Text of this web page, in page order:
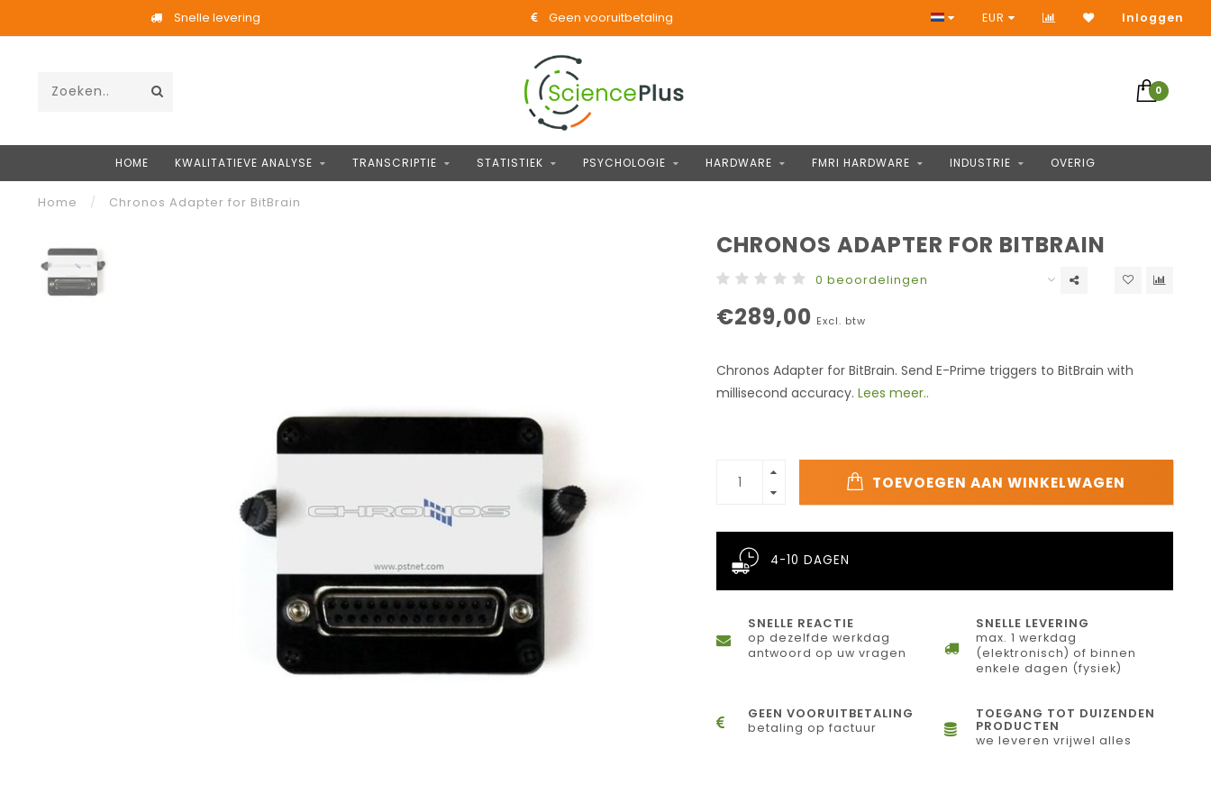
Snelle levering Geen vooruitbetaling Toegang tot duizenden producten
EUR Inloggen
0
HOME KWALITATIEVE ANALYSE TRANSCRIPTIE STATISTIEK PSYCHOLOGIE HARDWARE FMRI HARDWARE INDUSTRIE OVERIG
Home / Chronos Adapter for BitBrain
CHRONOS ADAPTER FOR BITBRAIN
0 beoordelingen
€289,00 Excl. btw
Chronos Adapter for BitBrain. Send E-Prime triggers to BitBrain with
millisecond accuracy. Lees meer..
TOEVOEGEN AAN WINKELWAGEN
4-10 DAGEN
SNELLE REACTIE
op dezelfde werkdag
antwoord op uw vragen
SNELLE LEVERING
max. 1 werkdag
(elektronisch) of binnen
enkele dagen (fysiek)
GEEN VOORUITBETALING
betaling op factuur
TOEGANG TOT DUIZENDEN
PRODUCTEN
we leveren vrijwel alles